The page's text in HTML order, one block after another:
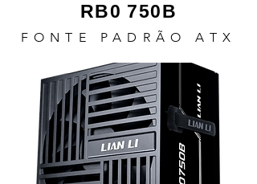
RB0 750B
FONTE PADRÃO ATX